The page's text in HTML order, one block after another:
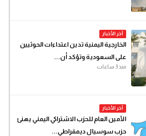
آخر الأخبار
الخارجية اليمنية تدين اعتداءات الحوثيين
على السعودية وتؤكد أن...
منذ 3 ساعات
آخر الأخبار
الأمين العام للحزب الاشتراكي اليمني يهنئ
حزب سوسيال ديمقراطي...